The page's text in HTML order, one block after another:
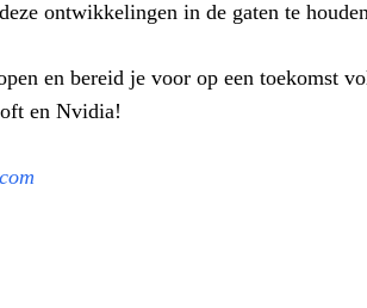
ontwikkelingen in de gaten te
en bereid je voor op een toekomst
en Nvidia!